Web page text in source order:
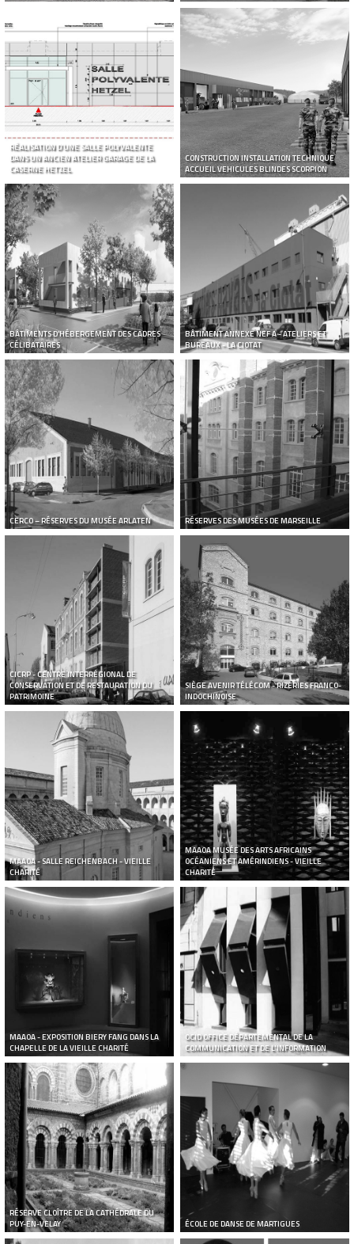
RÉALISATION D’UNE SALLE POLYVALENTE
DANS UN ANCIEN ATELIER GARAGE DE LA
CASERNE HETZEL
CONSTRUCTION INSTALLATION TECHNIQUE
ACCUEIL VEHICULES BLINDES SCORPION
BÂTIMENTS D’HÉBERGEMENT DES CADRES
CÉLIBATAIRES
BÂTIMENT ANNEXE NEF A - ATELIERS ET
BUREAUX - LA CIOTAT
CERCO – RÉSERVES DU MUSÉE ARLATEN RÉSERVES DES MUSÉES DE MARSEILLE
CICRP - CENTRE INTERRÉGIONAL DE
CONSERVATION ET DE RESTAURATION DU
PATRIMOINE
SIÈGE AVENIR TÉLÉCOM - RIZERIES FRANCO-
INDOCHINOISE
MAAOA - SALLE REICHENBACH - VIEILLE
CHARITÉ
MAAOA MUSÉE DES ARTS AFRICAINS
OCÉANIENS ET AMÉRINDIENS - VIEILLE
CHARITÉ
MAAOA - EXPOSITION BIERY FANG DANS LA
CHAPELLE DE LA VIEILLE CHARITÉ
OCID OFFICE DÉPARTEMENTAL DE LA
COMMUNICATION ET DE L'INFORMATION
RÉSERVE CLOÎTRE DE LA CATHÉDRALE DU
PUY-EN-VELAY
ÉCOLE DE DANSE DE MARTIGUES